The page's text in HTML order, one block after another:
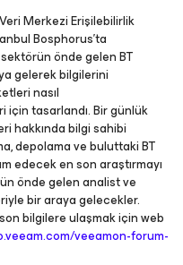
Merkezi Erişilebilirlik
Bosphorus’ta
önde gelen BT
gelerek bilgilerini
nasıl
tasarlandı. Bir günlük
hakkında bilgi sahibi
depolama ve buluttaki BT
edecek en son araştırmayı
önde gelen analist ve
bir araya gelecekler.
bilgilere ulaşmak için web
veeamon-forum-